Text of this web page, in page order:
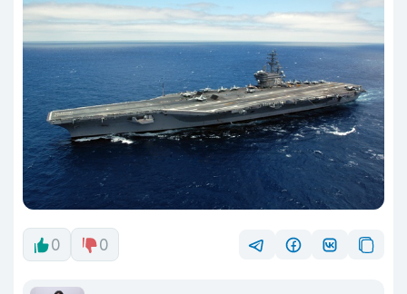
0 0